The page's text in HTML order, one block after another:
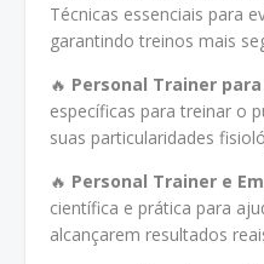
Técnicas essenciais para
garantindo treinos mais
🔥 Personal Trainer
específicas para treinar o
suas particularidades
🔥 Personal Trainer e
científica e prática para
alcançarem resultados